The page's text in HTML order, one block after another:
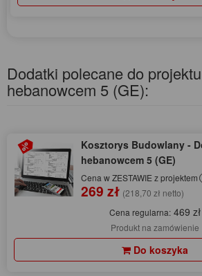
Dodatki polecane do
hebanowcem 5 (GE):
Kosztorys Budowlany -
hebanowcem 5 (GE)
Cena w ZESTAWIE z projektem
269 zł (218,70 zł netto)
Cena regularna: 469 zł
Produkt na zamówienie
Do koszyka